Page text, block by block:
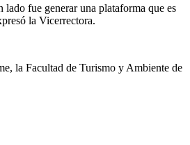
fue generar una plataforma que es
la Vicerrectora.
la Facultad de Turismo y Ambiente de